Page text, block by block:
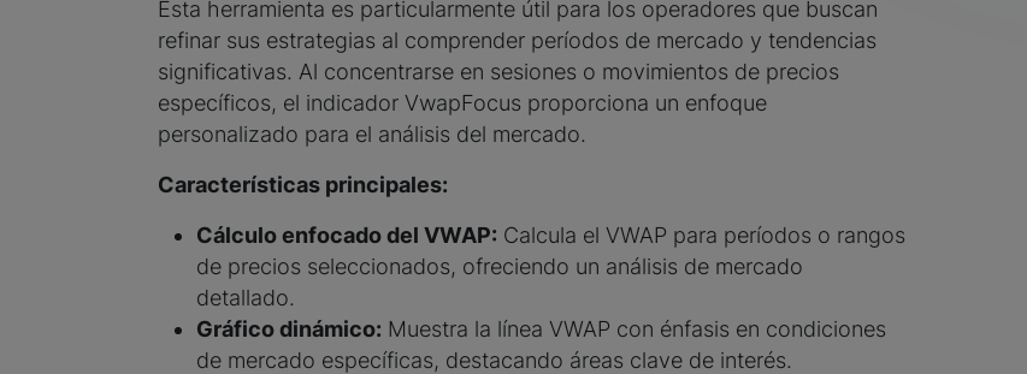
Esta herramienta es particularmente útil para los operadores que buscan
refinar sus estrategias al comprender períodos de mercado y tendencias
significativas. Al concentrarse en sesiones o movimientos de precios
específicos, el indicador VwapFocus proporciona un enfoque
personalizado para el análisis del mercado.
Características principales:
Cálculo enfocado del VWAP: Calcula el VWAP para períodos o rangos
de precios seleccionados, ofreciendo un análisis de mercado
detallado.
Gráfico dinámico: Muestra la línea VWAP con énfasis en condiciones
de mercado específicas, destacando áreas clave de interés.